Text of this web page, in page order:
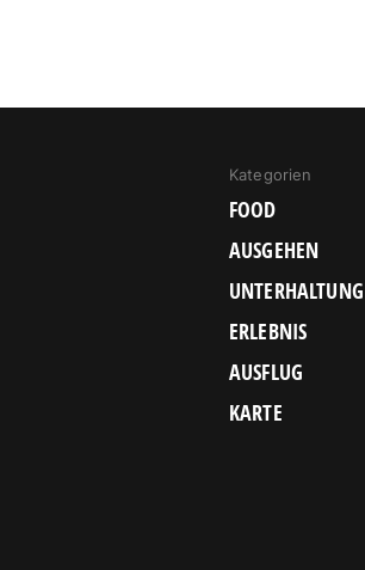
Kategorien
FOOD
AUSGEHEN
UNTERHALTUNG
ERLEBNIS
AUSFLUG
KARTE